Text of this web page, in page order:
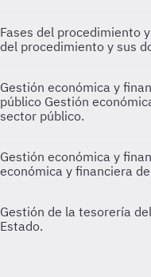
Fases del procedimiento
del procedimiento y sus
Gestión económica y
público Gestión
sector público.
Gestión económica y
económica y financiera
Gestión de la tesorería
Estado.